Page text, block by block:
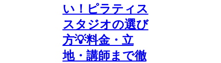
い！ピラティス
スタジオの選び
方💡料金・立
地・講師まで徹